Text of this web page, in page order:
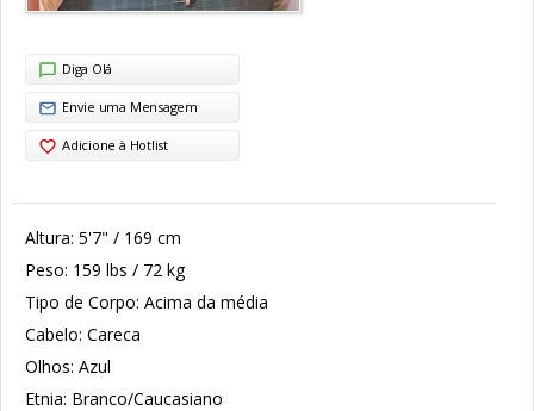
Diga Olá
Envie uma Mensagem
Adicione à Hotlist
Altura: 5'7" / 169 cm
Peso: 159 lbs / 72 kg
Tipo de Corpo: Acima da média
Cabelo: Careca
Olhos: Azul
Etnia: Branco/Caucasiano